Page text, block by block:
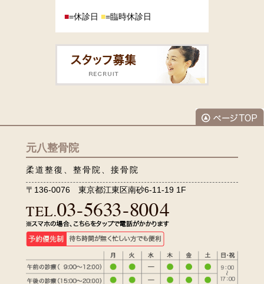
■=休診日 ■=臨時休診日
元八整骨院
柔道整復、整骨院、接骨院
〒136-0076 東京都江東区南砂6-11-19 1F